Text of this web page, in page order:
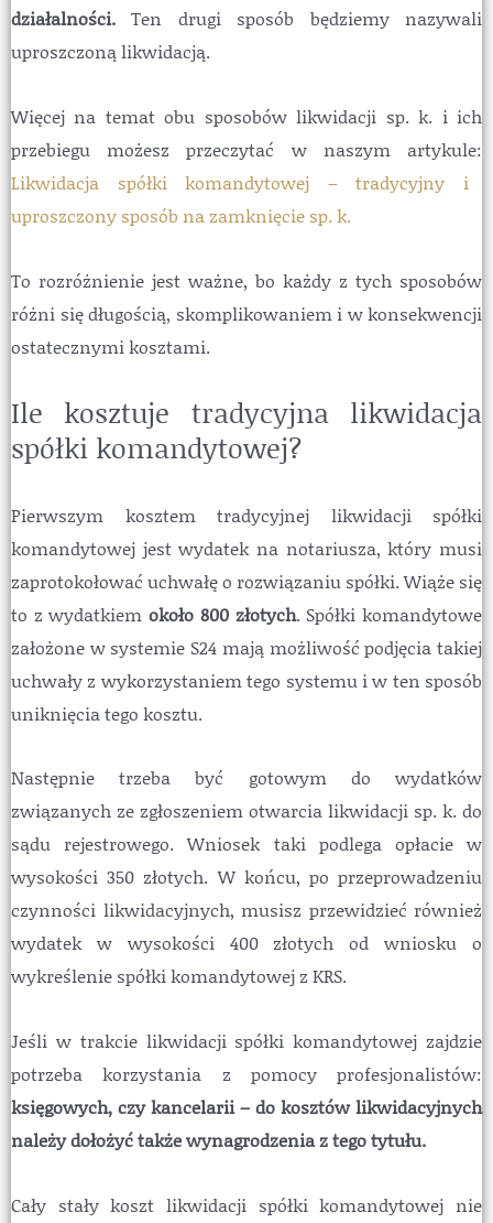
działalności. Ten drugi sposób będziemy nazywali
uproszczoną likwidacją.
Więcej na temat obu sposobów likwidacji sp. k. i ich
przebiegu możesz przeczytać w naszym artykule:
Likwidacja spółki komandytowej – tradycyjny i
uproszczony sposób na zamknięcie sp. k.
To rozróżnienie jest ważne, bo każdy z tych sposobów
różni się długością, skomplikowaniem i w konsekwencji
ostatecznymi kosztami.
Ile kosztuje tradycyjna likwidacja
spółki komandytowej?
Pierwszym kosztem tradycyjnej likwidacji spółki
komandytowej jest wydatek na notariusza, który musi
zaprotokołować uchwałę o rozwiązaniu spółki. Wiąże się
to z wydatkiemokoło 800 złotych. Spółki komandytowe
założone w systemie S24 mają możliwość podjęcia takiej
uchwały z wykorzystaniem tego systemu i w ten sposób
uniknięcia tego kosztu.
Następnie trzeba być gotowym do wydatków
związanych ze zgłoszeniem otwarcia likwidacji sp. k. do
sądu rejestrowego. Wniosek taki podlega opłacie w
wysokości 350 złotych. W końcu, po przeprowadzeniu
czynności likwidacyjnych, musisz przewidzieć również
wydatek w wysokości 400 złotych od wniosku o
wykreślenie spółki komandytowej z KRS.
Jeśli w trakcie likwidacji spółki komandytowej zajdzie
potrzeba korzystania z pomocy profesjonalistów:
księgowych, czy kancelarii – do kosztów likwidacyjnych
należy dołożyć także wynagrodzenia z tego tytułu.
Cały stały koszt likwidacji spółki komandytowej nie